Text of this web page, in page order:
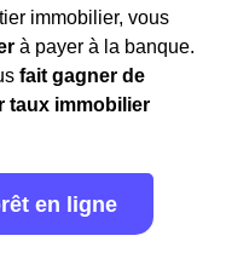
immobilier, vous
à payer à la banque.
fait gagner de
taux immobilier
en ligne